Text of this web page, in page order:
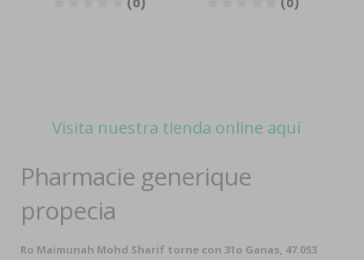
Visita nuestra tienda online aquí
Pharmacie generique
propecia
Ro Maimunah Mohd Sharif torne con 31o Ganas, 47.053